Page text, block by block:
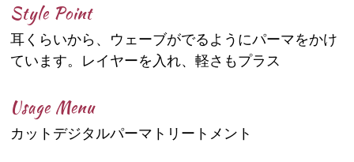
Style Point
耳くらいから、ウェーブがでるようにパーマをかけ
ています。レイヤーを入れ、軽さもプラス
Usage Menu
カットデジタルパーマトリートメント